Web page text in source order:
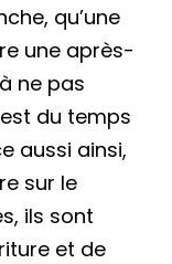
qu’une
une après-
ne pas
du temps
aussi ainsi,
sur le
ils sont
et de